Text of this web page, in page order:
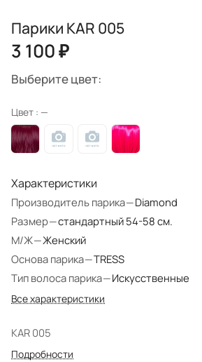
Парики KAR 005
3 100 ₽
Выберите цвет:
Цвет : —
Характеристики
Производитель парика—Diamond
Размер—стандартный 54-58 см.
М/Ж—Женский
Основа парика—TRESS
Тип волоса парика—Искусственные
Все характеристики
KAR 005
Подробности